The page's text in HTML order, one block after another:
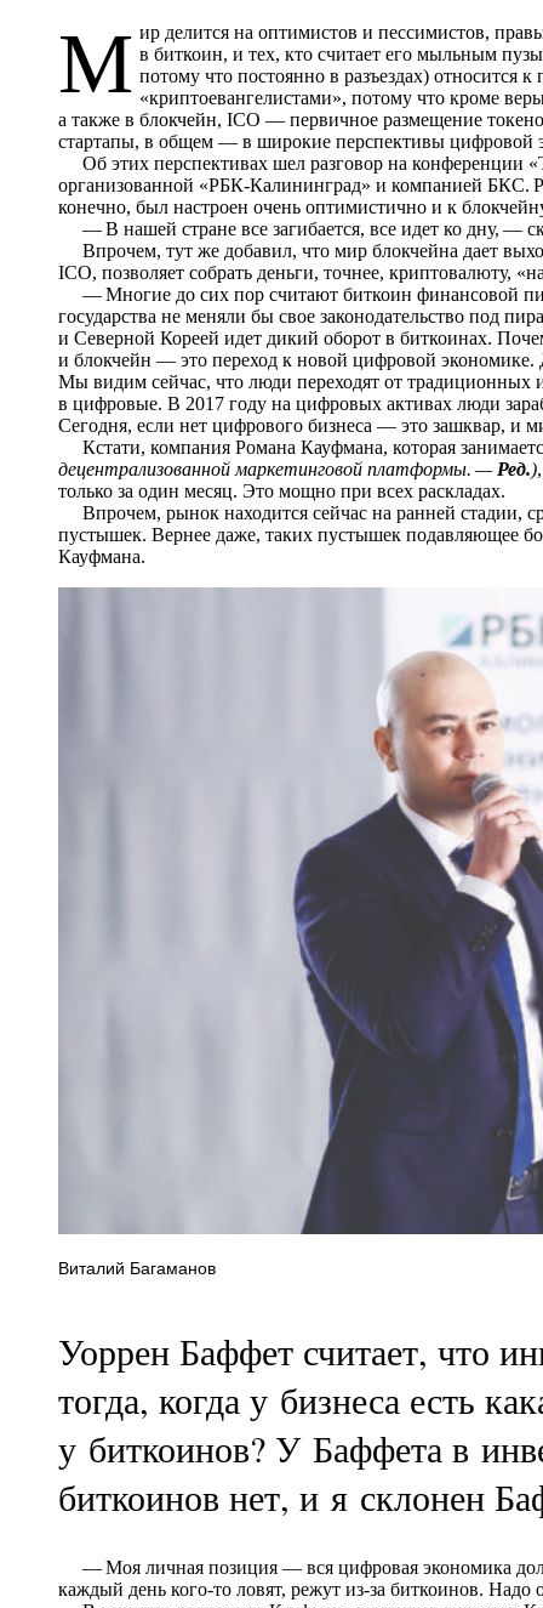
М ир делится на оптимистов и пессимистов,
в биткоин, и тех, кто считает его мыльным
потому что постоянно в разъездах) относится
«криптоевангелистами», потому что кроме
а также в блокчейн, ICO — первичное размещение
стартапы, в общем — в широкие перспективы цифровой
Об этих перспективах шел разговор на конференции
организованной «РБК-Калининград» и компанией БКС.
конечно, был настроен очень оптимистично и к
— В нашей стране все загибается, все идет ко дну, —
Впрочем, тут же добавил, что мир блокчейна дает
ICO, позволяет собрать деньги, точнее, криптовалюту,
— Многие до сих пор считают биткоин финансовой
государства не меняли бы свое законодательство под
и Северной Кореей идет дикий оборот в биткоинах.
и блокчейн — это переход к новой цифровой экономике.
Мы видим сейчас, что люди переходят от
в цифровые. В 2017 году на цифровых активах люди
Сегодня, если нет цифрового бизнеса — это зашквар, и
Кстати, компания Романа Кауфмана, которая
децентрализованной маркетинговой платформы. — Ред.)
только за один месяц. Это мощно при всех раскладах.
Впрочем, рынок находится сейчас на ранней стадии,
пустышек. Вернее даже, таких пустышек подавляющее
Кауфмана.
Виталий Багаманов
Уоррен Баффет считает, что
тогда, когда у бизнеса есть
у биткоинов? У Баффета в
биткоинов нет, и я склонен
— Моя личная позиция — вся цифровая экономика
каждый день кого-то ловят, режут из-за биткоинов. Надо